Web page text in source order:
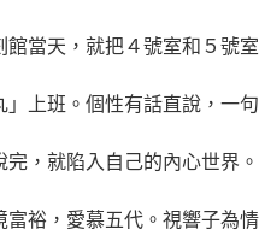
當天，就把４號室和５號
上班。個性有話直說，一
，就陷入自己的內心世界
裕，愛慕五代。視響子為情